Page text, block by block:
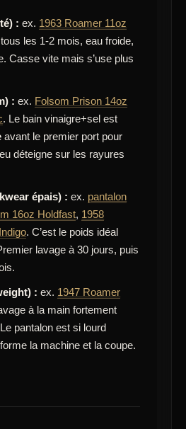
: ex. 1963 Roamer 11oz
les 1-2 mois, eau froide,
Casse vite mais s’use plus
: ex. Folsom Prison 14oz
. Le bain vinaigre+sel est
avant le premier port pour
déteigne sur les rayures
épais) : ex. pantalon
16oz Holdfast, 1958
. C’est le poids idéal
lavage à 30 jours, puis
: ex. 1947 Roamer
à la main fortement
pantalon est si lourd
la machine et la coupe.